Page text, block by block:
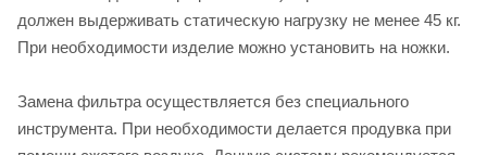
должен выдерживать статическую нагрузку не менее 45 кг.
При необходимости изделие можно установить на ножки.
Замена фильтра осуществляется без специального
инструмента. При необходимости делается продувка при